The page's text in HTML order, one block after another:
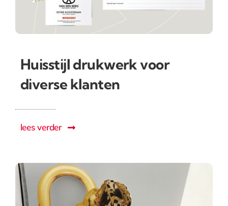
Huisstijl drukwerk voor
diverse klanten
lees verder